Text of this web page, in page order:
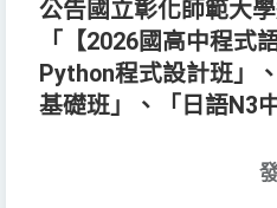
公告國立彰化師範大
「【2026國高中程式
Python程式設計班」
基礎班」、「日語N3